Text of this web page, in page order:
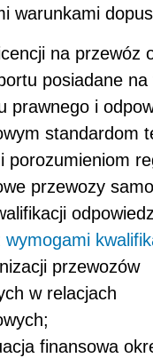
warunkami
na przewóz
posiadane na
prawnego i
standardom
porozumieniom
przewozy
wymogami
przewozów
w relacjach
finansowa